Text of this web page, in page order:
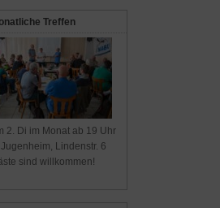
Treffen
2. Di im Monat ab 19 Uhr
Lindenstr. 6
sind willkommen!